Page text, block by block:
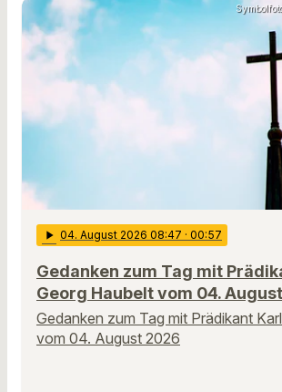
play_arrow 04. August 2026 08:47 · 00:57
Gedanken zum Tag mit
Georg Haubelt vom 04. August
Gedanken zum Tag mit Prädikant
vom 04. August 2026